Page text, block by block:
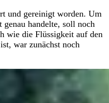
und gereinigt worden. Um
handelte, soll noch
wie die Flüssigkeit auf den
war zunächst noch